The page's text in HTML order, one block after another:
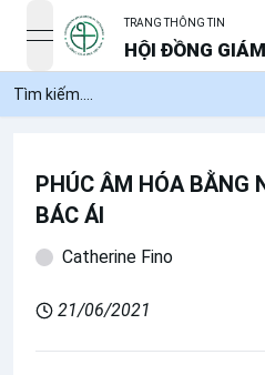
open navigation menu
TRANG THÔNG TIN
HỘI ĐỒNG
PHÚC ÂM HÓA BẰNG
BÁC ÁI
Catherine Fino
21/06/2021